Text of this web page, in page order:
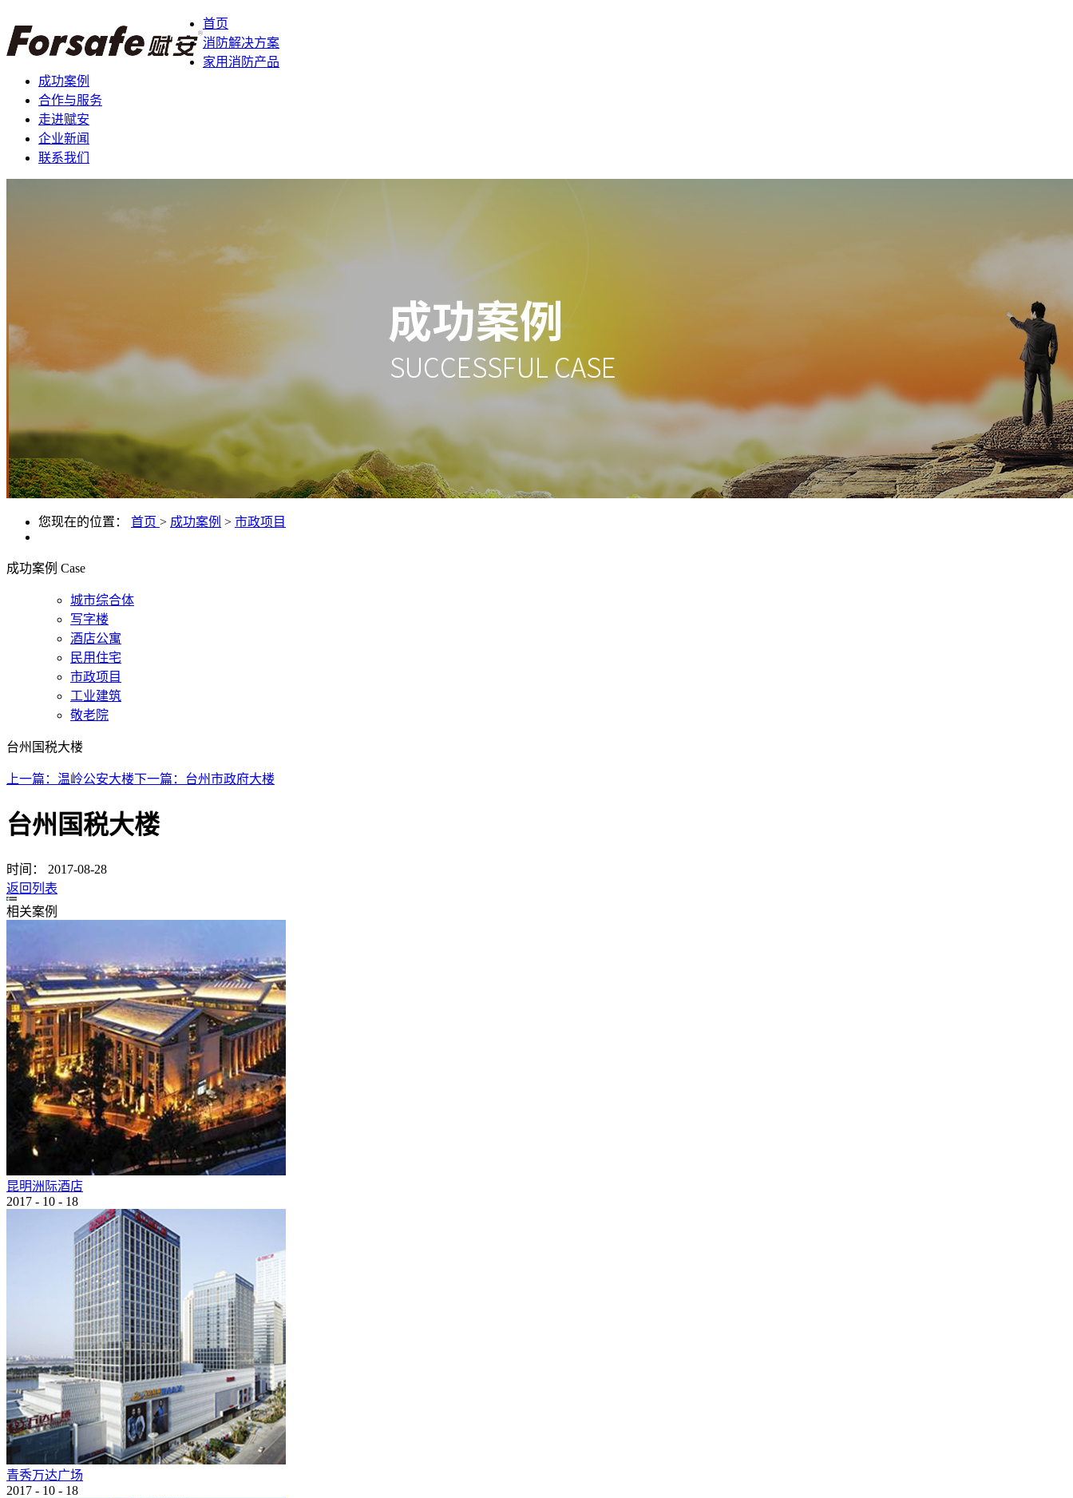
首页
消防解决方案
家用消防产品
成功案例
合作与服务
走进赋安
企业新闻
联系我们
您现在的位置： 首页 > 成功案例 > 市政项目
成功案例 Case
城市综合体
写字楼
酒店公寓
民用住宅
市政项目
工业建筑
敬老院
台州国税大楼
上一篇： 温岭公安大楼下一篇： 台州市政府大楼
台州国税大楼
时间：
2017-08-28
返回列表
相关案例
昆明洲际酒店
2017 - 10 - 18
青秀万达广场
2017 - 10 - 18